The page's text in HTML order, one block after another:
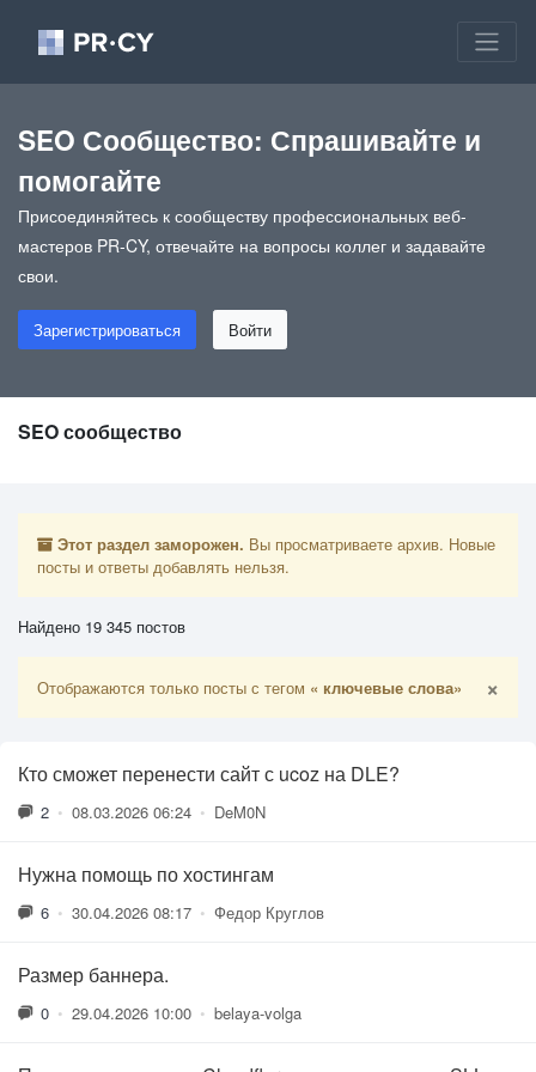
SEO Сообщество: Спрашивайте и
помогайте
Присоединяйтесь к сообществу профессиональных веб-
мастеров PR-CY, отвечайте на вопросы коллег и задавайте
свои.
Зарегистрироваться Войти
SEO сообщество
Этот раздел заморожен. Вы просматриваете архив. Новые
посты и ответы добавлять нельзя.
Найдено 19 345 постов
Отображаются только посты с тегом « ключевые слова» ×
Кто сможет перенести сайт с ucoz на DLE?
2 • 08.03.2026 06:24 • DeM0N
Нужна помощь по хостингам
6 • 30.04.2026 08:17 • Федор Круглов
Размер баннера.
0 • 29.04.2026 10:00 • belaya-volga